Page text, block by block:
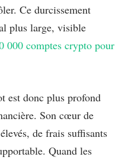
Ce durcissement
plus large, visible
000 comptes crypto pour
est donc plus profond
Son cœur de
de frais suffisants
Quand les